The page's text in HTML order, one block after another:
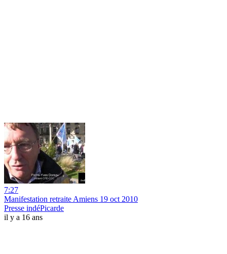
7:27
Manifestation retraite Amiens 19 oct 2010
Presse indéPicarde
il y a 16 ans